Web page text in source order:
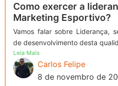
Como exercer a
Marketing Esportivo?
Vamos falar sobre Liderança,
de desenvolvimento desta
Leia Mais
Carlos Felipe
8 de novembro de